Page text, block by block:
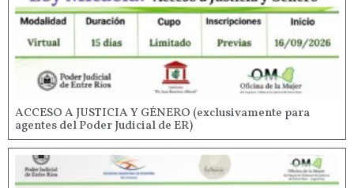
ACCESO A JUSTICIA Y GÉNERO (exclusivamente para
agentes del Poder Judicial de ER)